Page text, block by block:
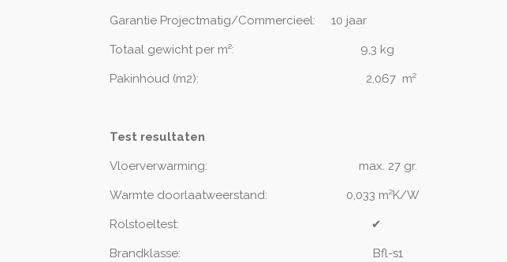
Garantie Projectmatig/Commercieel: 10 jaar
Totaal gewicht per m²: 9,3 kg
Pakinhoud (m2): 2,067 m²
Test resultaten
Vloerverwarming: max. 27 gr.
Warmte doorlaatweerstand: 0,033 m²K/W
Rolstoeltest: ✔
Brandklasse: Bfl-s1